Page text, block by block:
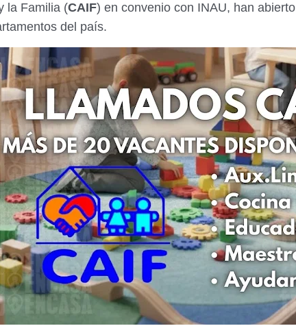
la Familia (CAIF) en convenio con INAU, han abierto
del país.